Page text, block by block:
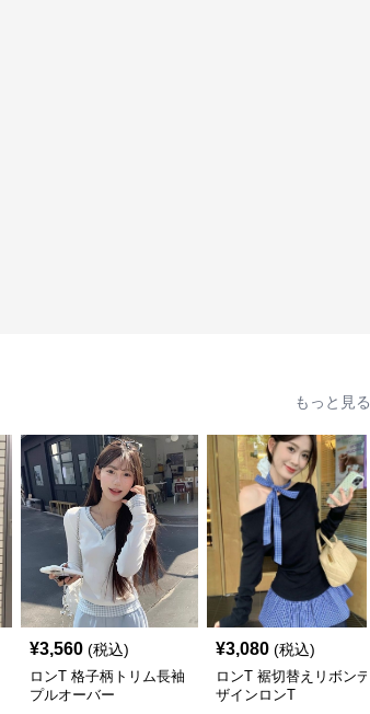
もっと見る
¥3,560 (税込)
ロンT 格子柄トリム長袖
プルオーバー
¥3,080 (税込)
ロンT 裾切替えリボンデ
ザインロンT